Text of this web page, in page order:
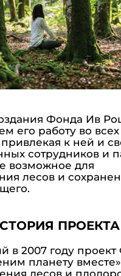
Фонда Ив
его работу во всех
к ней и
сотрудников и
возможное для
лесов и
ПРОЕКТА
в 2007 году
планету